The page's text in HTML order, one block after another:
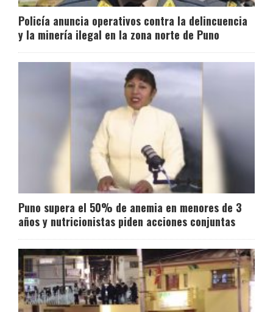
Policía anuncia operativos contra la delincuencia
y la minería ilegal en la zona norte de Puno
Puno supera el 50% de anemia en menores de 3
años y nutricionistas piden acciones conjuntas